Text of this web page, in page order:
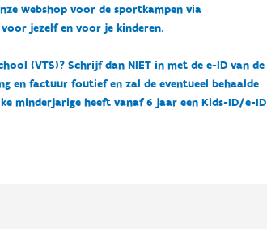
webshop voor de sportkampen via
jezelf en voor je kinderen.
(VTS)? Schrijf dan NIET in met de e-ID van de
en factuur foutief en zal de eventueel behaalde
minderjarige heeft vanaf 6 jaar een Kids-ID/e-ID